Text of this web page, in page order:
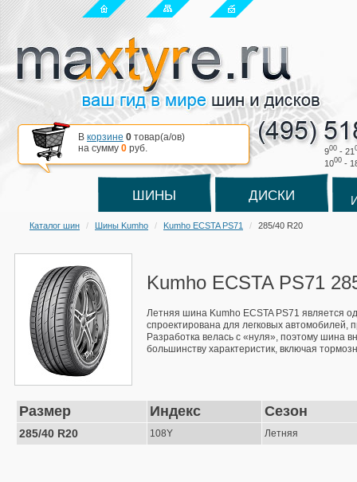
900 - 21
1000 -
В корзине 0 товар(a/ов)
на сумму 0 руб.
ШИНЫ ДИСКИ
Каталог шин Шины Kumho Kumho ECSTA PS71 285/40 R20
Kumho ECSTA PS71
Летняя шина Kumho ECSTA PS71 является
спроектирована для легковых автомобилей,
Разработка велась с «нуля», поэтому шина
большинству характеристик, включая
Размер Индекс Сезон
285/40 R20 108Y Летняя